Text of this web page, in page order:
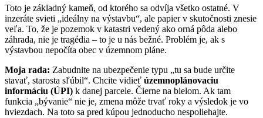
Toto je základný kameň, od ktorého sa odvíja všetko ostatné. V
inzeráte svieti „ideálny na výstavbu“, ale papier v skutočnosti znesie
veľa. To, že je pozemok v katastri vedený ako orná pôda alebo
záhrada, nie je tragédia – to je u nás bežné. Problém je, ak s
výstavbou nepočíta obec v územnom pláne.
Moja rada: Zabudnite na ubezpečenie typu „tu sa bude určite
stavať, starosta sľúbil“. Chcite vidieť územnoplánovaciu
informáciu (ÚPI) k danej parcele. Čierne na bielom. Ak tam
funkcia „bývanie“ nie je, zmena môže trvať roky a výsledok je vo
hviezdach. Na toto sa pred kúpou jednoducho nespoliehajte.